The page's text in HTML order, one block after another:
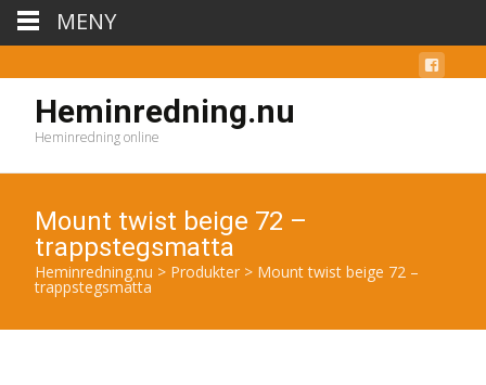
Heminredning.nu
Heminredning online
Mount twist beige 72 –
trappstegsmatta
Heminredning.nu > Produkter > Mount twist beige 72 –
trappstegsmatta
MENY